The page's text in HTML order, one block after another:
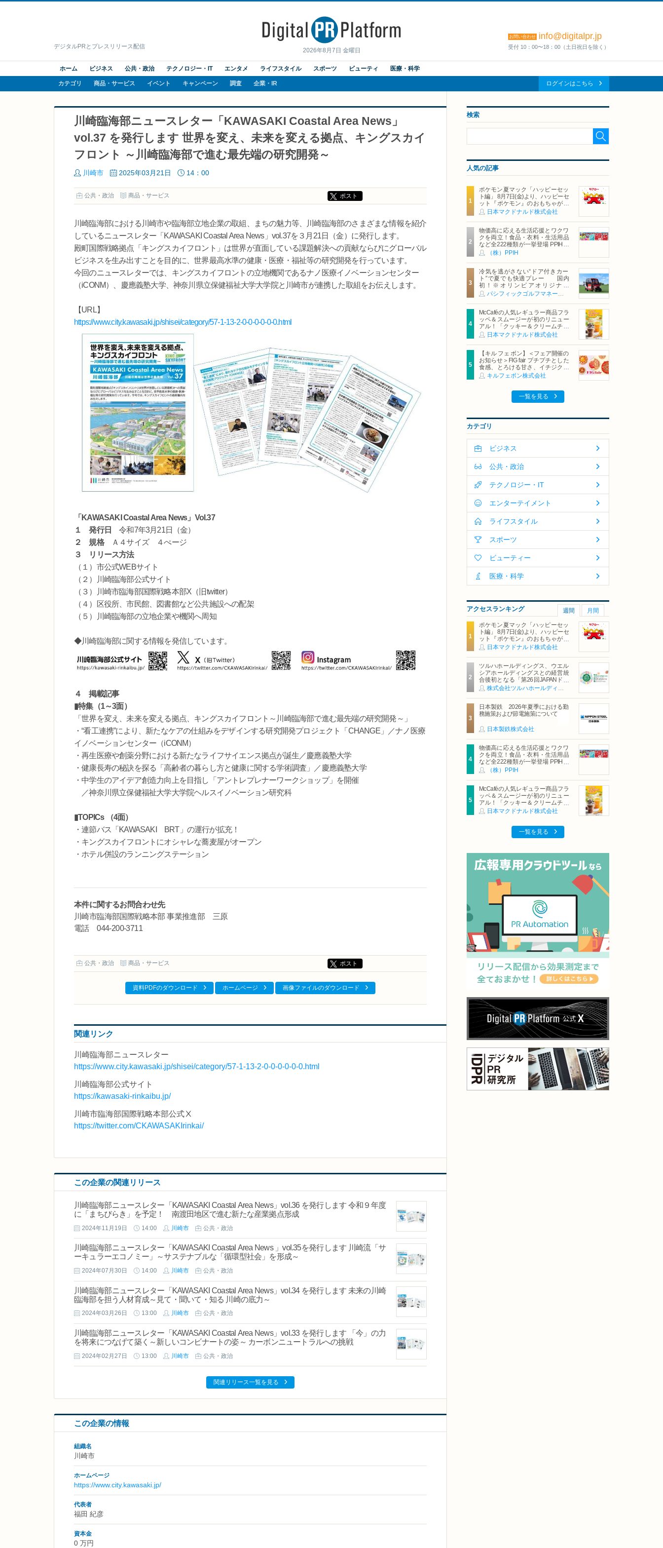
2026年8月7日 金曜日
デジタルPRとプレスリリース配信
お問い合わせ info@digitalpr.jp
受付 10：00〜18：00（土日祝日を除く）
ホーム ビジネス 公共・政治 テクノロジー・IT エンタメ ライフスタイル スポーツ ビューティ 医療・科学
カテゴリ 商品・サービス イベント キャンペーン 調査 企業・IR ログインはこちら
川崎臨海部ニュースレター「KAWASAKI Coastal Area News」
vol.37 を発行します 世界を変え、未来を変える拠点、キングスカイ
フロント ～川崎臨海部で進む最先端の研究開発～
川崎市 2025年03月21日 14：00
公共・政治 商品・サービス ポスト
川崎臨海部における川崎市や臨海部立地企業の取組、まちの魅力等、川崎臨海部のさまざまな情報を紹介
しているニュースレター「KAWASAKI Coastal Area News」vol.37を３月21日（金）に発行します。
殿町国際戦略拠点「キングスカイフロント」は世界が直面している課題解決への貢献ならびにグローバル
ビジネスを生み出すことを目的に、世界最高水準の健康・医療・福祉等の研究開発を行っています。
今回のニュースレターでは、キングスカイフロントの立地機関であるナノ医療イノベーションセンター
（iCONM）、慶應義塾大学、神奈川県立保健福祉大学大学院と川崎市が連携した取組をお伝えします。
【URL】
https://www.city.kawasaki.jp/shisei/category/57-1-13-2-0-0-0-0-0-0.html
「KAWASAKI Coastal Area News」Vol.37
１ 発行日令和7年3月21日（金）
２ 規格
Ａ４サイズ ４ぺージ
３ リリース方法
（１）市公式WEBサイト
（２）川崎臨海部公式サイト
（３）川崎市臨海部国際戦略本部X（旧twitter）
（４）区役所、市民館、図書館など公共施設への配架
（５）川崎臨海部の立地企業や機関へ周知
◆川崎臨海部に関する情報を発信しています。
４ 掲載記事
▮特集（1～3面）
「世界を変え、未来を変える拠点、キングスカイフロント～川崎臨海部で進む最先端の研究開発～」
・“看工連携”により、新たなケアの仕組みをデザインする研究開発プロジェクト「CHANGE」／ナノ医療
イノベーションセンター（iCONM）
・再生医療や創薬分野における新たなライフサイエンス拠点が誕生／慶應義塾大学
・健康長寿の秘訣を探る「高齢者の暮らし方と健康に関する学術調査」／慶應義塾大学
・中学生のアイデア創造力向上を目指し「アントレプレナーワークショップ」を開催
／神奈川県立保健福祉大学大学院ヘルスイノベーション研究科
▮TOPICs （4面）
・連節バス「KAWASAKI BRT」の運行が拡充！
・キングスカイフロントにオシャレな蕎麦屋がオープン
・ホテル併設のランニングステーション
本件に関するお問合わせ先
川崎市臨海部国際戦略本部 事業推進部 三原
電話 044-200-3711
公共・政治 商品・サービス ポスト
資料PDFのダウンロード ホームページ 画像ファイルのダウンロード
関連リンク
川崎臨海部ニュースレター
https://www.city.kawasaki.jp/shisei/category/57-1-13-2-0-0-0-0-0-0.html
川崎臨海部公式サイト
https://kawasaki-rinkaibu.jp/
川崎市臨海部国際戦略本部公式Ⅹ
https://twitter.com/CKAWASAKIrinkai/
この企業の関連リリース
川崎臨海部ニュースレター「KAWASAKI Coastal Area News」vol.36 を発行します 令和９年度
に「まちびらき」を予定！ 南渡田地区で進む新たな産業拠点形成
2024年11月19日 14:00 川崎市 公共・政治
川崎臨海部ニュースレター「KAWASAKI Coastal Area News 」vol.35を発行します 川崎流「サ
ーキュラーエコノミー」～サステナブルな「循環型社会」を形成～
2024年07月30日 14:00 川崎市 公共・政治
川崎臨海部ニュースレター「KAWASAKI Coastal Area News」vol.34 を発行します 未来の川崎
臨海部を担う人材育成～見て・聞いて・知る 川崎の底力～
2024年03月26日 13:00 川崎市 公共・政治
川崎臨海部ニュースレター「KAWASAKI Coastal Area News」vol.33 を発行します 「今」の力
を将来につなげて築く～新しいコンビナートの姿～ カーボンニュートラルへの挑戦
2024年02月27日 13:00 川崎市 公共・政治
関連リリース一覧を見る
この企業の情報
組織名
川崎市
ホームページ
https://www.city.kawasaki.jp/
代表者
福田 紀彦
資本金
0 万円
検索
人気の記事
ポケモン夏マック「ハッピーセッ
ト編」 8月7日(金)より、ハッピーセ
ット『ポケモン』のおもちゃが期
間限定登場
日本マクドナルド株式会社
物価高に応える生活応援とワクワ
クを両立！食品・衣料・生活用品
など全222種類が一挙登場 PPIHグ
ループ「夏福袋」＆セール 8月6日
(木)より順次スタート
（株）PPIH
冷気を逃がさない“ドア付きカー
ト”で夏でも快適プレー 国内
初！※オリンピアオリジナル
「AirCon Cart（エアコンカー
ト）」導入 | ＰＧＭ
McCaféの人気レギュラー商品フラ
ッペ＆スムージーが初のリニュー
アル！「クッキー＆クリームチョ
コフラッペ」「マンゴースムージ
ー」8月5日（水）から販売開始
日本マクドナルド株式会社
【キル フェ ボン】＜フェア開催の
お知らせ＞FIG fair プチプチとした
食感、とろける甘さ、イチジクの
魅力をたっぷりと。新作を含め、
イチジク尽くしの全4種が登場8月
キルフェボン株式会社
一覧を見る
カテゴリ
ビジネス
公共・政治
テクノロジー・IT
エンターテイメント
ライフスタイル
スポーツ
ビューティー
医療・科学
アクセスランキング 週間 月間
ポケモン夏マック「ハッピーセッ
ト編」 8月7日(金)より、ハッピーセ
ット『ポケモン』のおもちゃが期
間限定登場
日本マクドナルド株式会社
ツルハホールディングス、ウエル
シアホールディングスとの経営統
合後初となる「第26回JAPANドラ
ッグストアショー」に出展
株式会社ツルハホールディングス
日本製鉄 2026年夏季における勤
務施策および節電施策について
日本製鉄株式会社
物価高に応える生活応援とワクワ
クを両立！食品・衣料・生活用品
など全222種類が一挙登場 PPIHグ
ループ「夏福袋」＆セール 8月6日
（株）PPIH
McCaféの人気レギュラー商品フラ
ッペ＆スムージーが初のリニュー
アル！「クッキー＆クリームチョ
コフラッペ」「マンゴースムージ
日本マクドナルド株式会社
一覧を見る